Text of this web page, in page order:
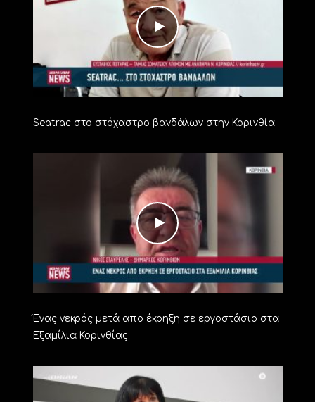
Seatrac στο στόχαστρο βανδάλων στην Κορινθία
Ένας νεκρός μετά απο έκρηξη σε εργοστάσιο στα
Εξαμίλια Κορινθίας